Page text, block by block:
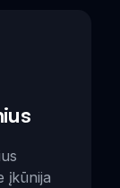
įkūnija